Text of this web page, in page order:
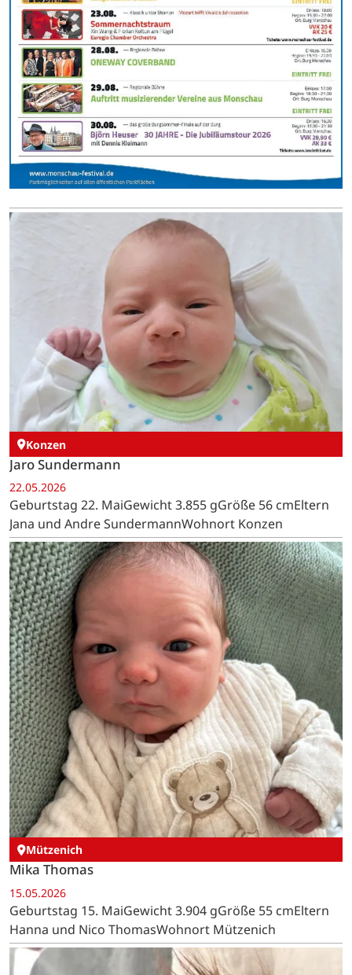
Konzen
Jaro Sundermann
22.05.2026
Geburtstag 22. MaiGewicht 3.855 gGröße 56 cmEltern
Jana und Andre SundermannWohnort Konzen
Mützenich
Mika Thomas
15.05.2026
Geburtstag 15. MaiGewicht 3.904 gGröße 55 cmEltern
Hanna und Nico ThomasWohnort Mützenich